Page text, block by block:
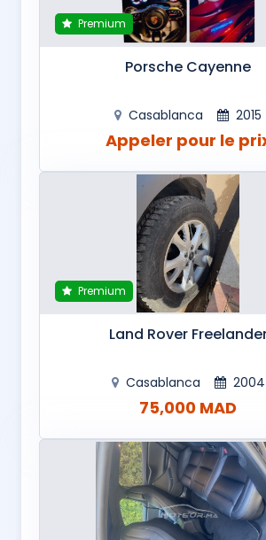
Premium
Porsche Cayenne
Casablanca 2015
Appeler pour le
Premium
Land Rover
Casablanca 2004
75,000 MAD